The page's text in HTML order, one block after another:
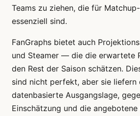
Teams zu ziehen, die für
essenziell sind.
FanGraphs bietet auch
und Steamer — die die erwartete
den Rest der Saison schätzen.
sind nicht perfekt, aber sie liefern
datenbasierte Ausgangslage,
Einschätzung und die angebotene